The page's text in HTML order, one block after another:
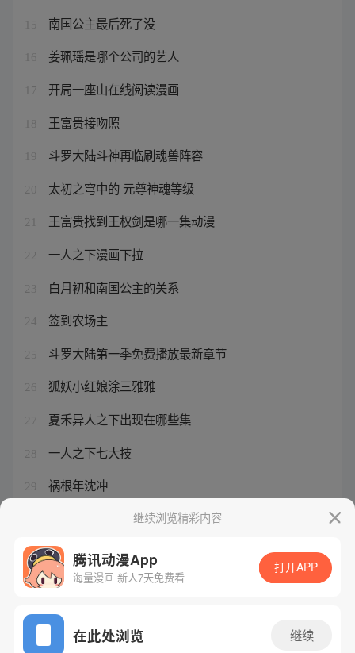
15 南国公主最后死了没
16 姜珮瑶是哪个公司的艺人
17 开局一座山在线阅读漫画
18 王富贵接吻照
19 斗罗大陆斗神再临刷魂兽阵容
20 太初之穹中的 元尊神魂等级
21 王富贵找到王权剑是哪一集动漫
22 一人之下漫画下拉
23 白月初和南国公主的关系
24 签到农场主
25 斗罗大陆第一季免费播放最新章节
26 狐妖小红娘涂三雅雅
27 夏禾异人之下出现在哪些集
28 一人之下七大技
29 祸根年沈冲
继续浏览精彩内容
腾讯动漫App
海量漫画 新人7天免费看
打开APP
在此处浏览 继续
网站备案/许可证号：粤B2-20090059-5